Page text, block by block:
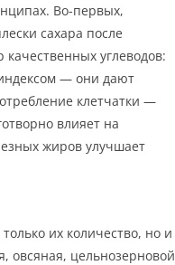
Во-первых,
сахара после
углеводов:
— они дают
клетчатки —
влияет на
жиров улучшает
их количество, но и
овсяная, цельнозерновой